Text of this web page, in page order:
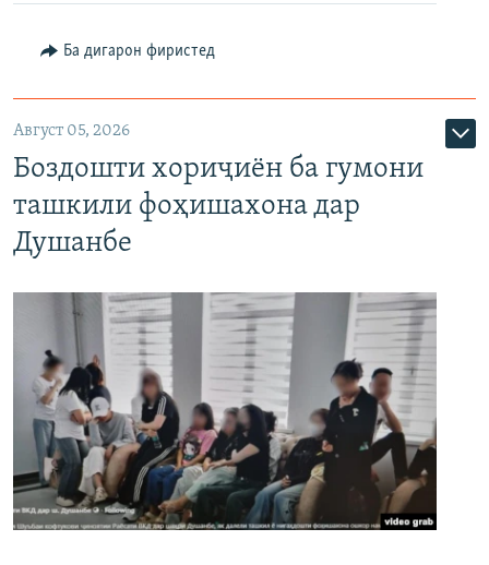
Ба дигарон фиристед
Август 05, 2026
Боздошти хориҷиён ба гумони
ташкили фоҳишахона дар
Душанбе